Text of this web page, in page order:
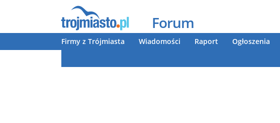
Forum
Firmy z Trójmiasta Wiadomości Raport Ogłoszenia